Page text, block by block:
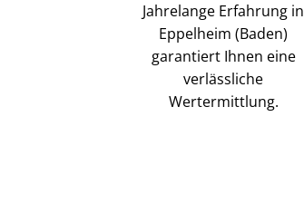
Jahrelange Erfahrung in
Eppelheim (Baden)
garantiert Ihnen eine
verlässliche
Wertermittlung.